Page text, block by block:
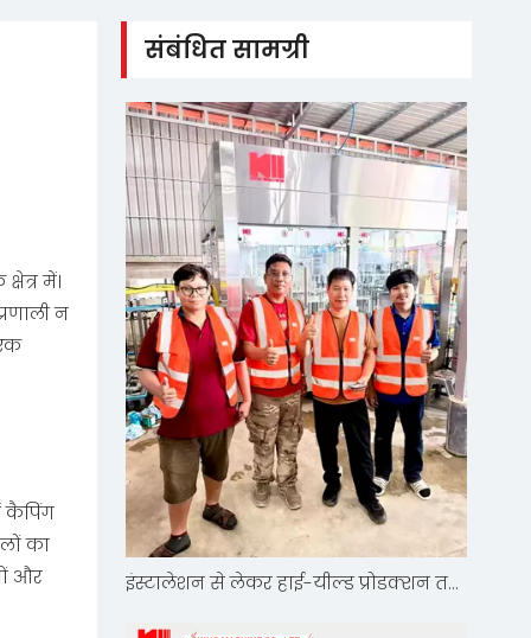
में।
न
कैपिंग
का
और
संबंधित सामग्री
इंस्टालेशन से लेकर हाई-यील्ड प्रोडक्शन तक: किंग मशीन का थाईलैंड बोतलबंद पानी प्रोजेक्ट उच्च ग्राहक संतुष्टि अर्जित करता है